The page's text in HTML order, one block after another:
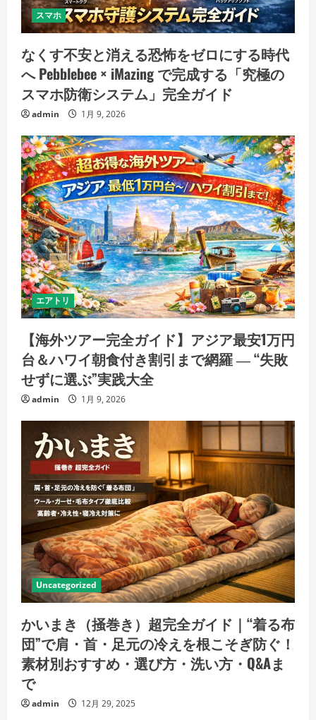
スマホ
なくす不安と消える恐怖をゼロにする時代
へ Pebblebee × iMazing で完成する「究極の
スマホ防衛システム」完全ガイド
admin 1月 9, 2026
エアトリ
【海外ツアー完全ガイド】アジア最安1万円
台＆ハワイ朝食付き割引まで網羅 ― “失敗
せずに選ぶ”実践大全
admin 1月 9, 2026
Uncategorized
かいまき（掻巻き）超完全ガイド｜“着る布
団”で肩・首・足元の冷えを根こそぎ防ぐ！
素材別おすすめ・選び方・洗い方・Q&Aま
で
admin 12月 29, 2025